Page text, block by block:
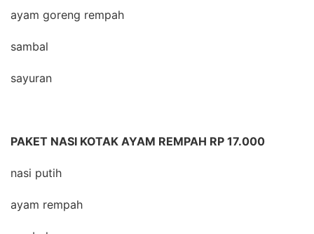
ayam goreng rempah
sambal
sayuran
PAKET NASI KOTAK AYAM REMPAH RP 17.000
nasi putih
ayam rempah